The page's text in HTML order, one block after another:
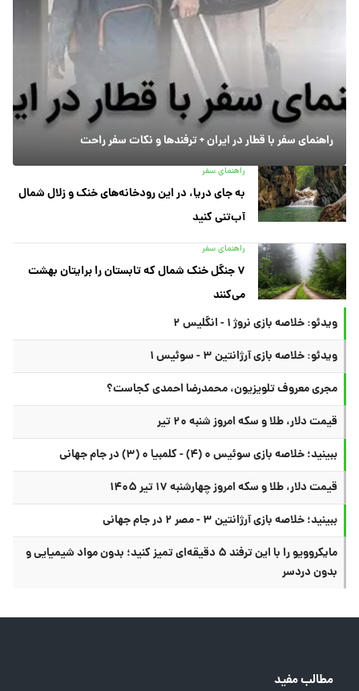
راهنمای سفر با قطار در ایران + ترفندها و نکات سفر راحت
راهنمای سفر
به جای دریا، در این رودخانه‌های خنک و زلال شمال
آب‌تنی کنید
راهنمای سفر
۷ جنگل خنک شمال که تابستان را برایتان بهشت
می‌کنند
ویدئو: خلاصه بازی نروژ ۱ - انگلیس ۲
ویدئو: خلاصه بازی آرژانتین ۳ - سوئیس ۱
مجری معروف تلویزیون، محمدرضا احمدی کجاست؟
قیمت دلار، طلا و سکه امروز شنبه ۲۰ تیر
ببینید؛ خلاصه بازی سوئیس ۰ (۴) - کلمبیا ۰ (۳) در جام جهانی
قیمت دلار، طلا و سکه امروز چهارشنبه ۱۷ تیر ۱۴۰۵
ببینید؛ خلاصه بازی آرژانتین ۳ - مصر ۲ در جام جهانی
مایکروویو را با این ترفند ۵ دقیقه‌ای تمیز کنید؛ بدون مواد شیمیایی و
بدون دردسر
مطالب مفید